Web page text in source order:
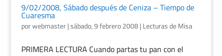
9/02/2008, Sábado después de Ceniza – Tiempo de
Cuaresma
porwebmaster|sábado, 9 febrero 2008| Lecturas de Misa
PRIMERA LECTURA Cuando partas tu pan con el